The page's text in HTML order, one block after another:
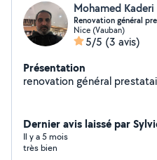
Mohamed Kaderi
Renovation général
Nice (Vauban)
5/5 (3 avis)
Présentation
renovation général
Dernier avis laissé par
Il y a 5 mois
très bien